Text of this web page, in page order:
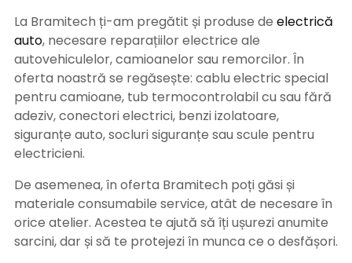
La Bramitech ți-am pregătit și produse de electrică
auto, necesare reparațiilor electrice ale
autovehiculelor, camioanelor sau remorcilor. În
oferta noastră se regăsește: cablu electric special
pentru camioane, tub termocontrolabil cu sau fără
adeziv, conectori electrici, benzi izolatoare,
siguranțe auto, socluri siguranțe sau scule pentru
electricieni.
De asemenea, în oferta Bramitech poți găsi și
materiale consumabile service, atât de necesare în
orice atelier. Acestea te ajută să îți ușurezi anumite
sarcini, dar și să te protejezi în munca ce o desfășori.